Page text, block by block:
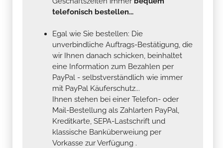
telefonisch bestellen...
Egal wie Sie bestellen: Die
unverbindliche Auftrags-Bestätigung, die
wir Ihnen danach schicken, beinhaltet
eine Information zum Bezahlen per
PayPal - selbstverständlich wie immer
mit PayPal Käuferschutz...
Ihnen stehen bei einer Telefon- oder
Mail-Bestellung als Zahlarten PayPal,
Kreditkarte, SEPA-Lastschrift und
klassische Banküberweiung per
Vorkasse zur Verfügung .